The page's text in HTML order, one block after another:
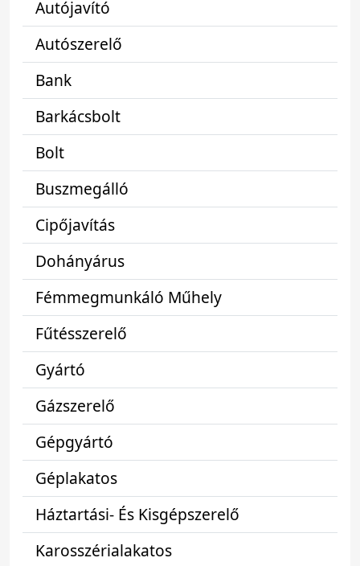
Autójavító
Autószerelő
Bank
Barkácsbolt
Bolt
Buszmegálló
Cipőjavítás
Dohányárus
Fémmegmunkáló Műhely
Fűtésszerelő
Gyártó
Gázszerelő
Gépgyártó
Géplakatos
Háztartási- És Kisgépszerelő
Karosszérialakatos